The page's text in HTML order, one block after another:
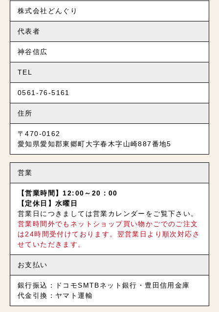
株式会社どんぐり
代表者
神谷信広
TEL
0561-76-5161
住所
〒470-0162
愛知県愛知郡東郷町大字春木字山崎887番地5
営業
【営業時間】12:00～20：00
【定休日】水曜日
営業日につきましては営業カレンダーをご覧下さい。
営業時間外でもネットショップ買い物かごでのご注文
は24時間受付けております。翌営業日より順次対応さ
せていただきます。
お支払い
銀行振込：ドコモSMTBネット銀行・豊田信用金庫
代金引換：ヤマト運輸